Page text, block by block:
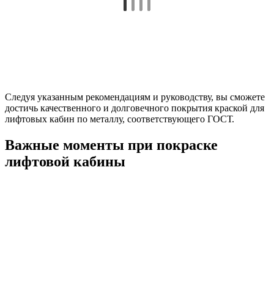
Следуя указанным рекомендациям и руководству, вы сможете
достичь качественного и долговечного покрытия краской для
лифтовых кабин по металлу, соответствующего ГОСТ.
Важные моменты при покраске
лифтовой кабины